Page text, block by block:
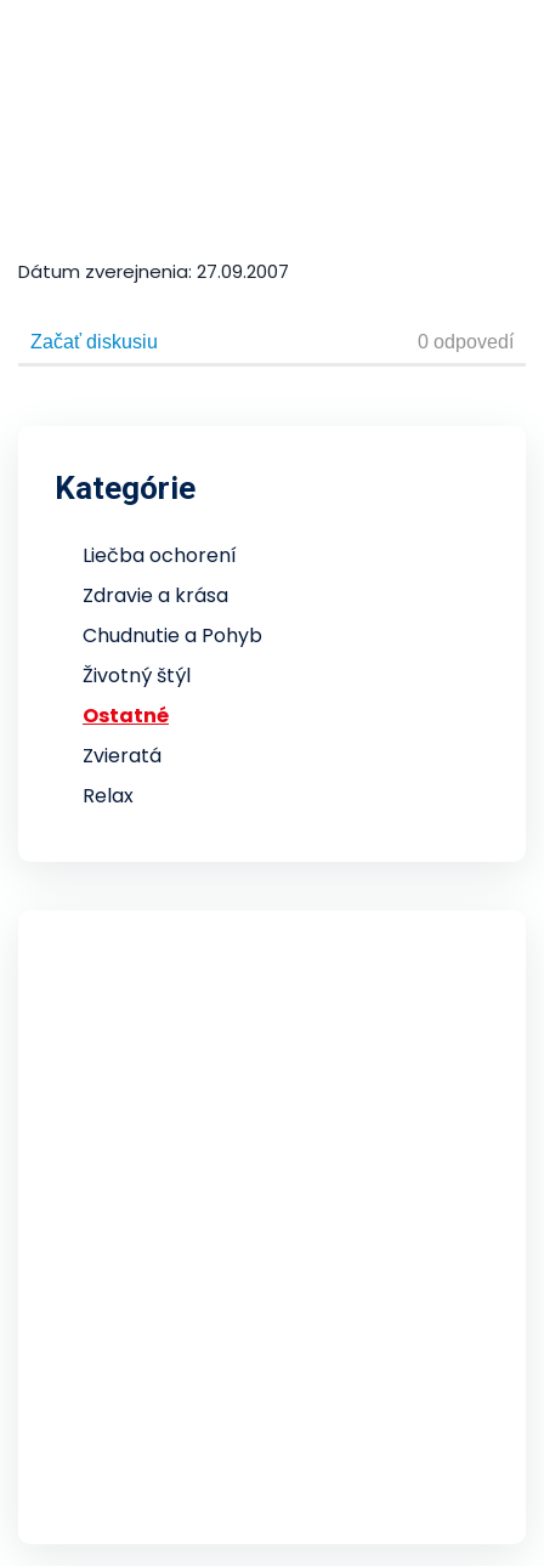
Dátum zverejnenia: 27.09.2007
Kategórie
Liečba ochorení
Zdravie a krása
Chudnutie a Pohyb
Životný štýl
Ostatné
Zvieratá
Relax